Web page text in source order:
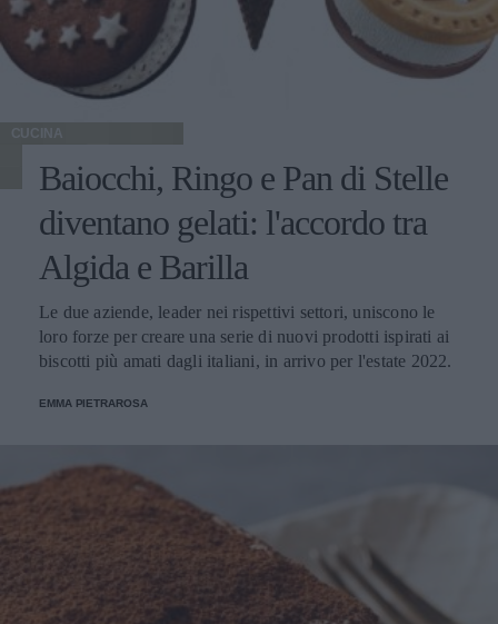
CUCINA
Baiocchi, Ringo e Pan di Stelle
diventano gelati: l'accordo tra
Algida e Barilla
Le due aziende, leader nei rispettivi settori, uniscono le
loro forze per creare una serie di nuovi prodotti ispirati ai
biscotti più amati dagli italiani, in arrivo per l'estate 2022.
EMMA PIETRAROSA